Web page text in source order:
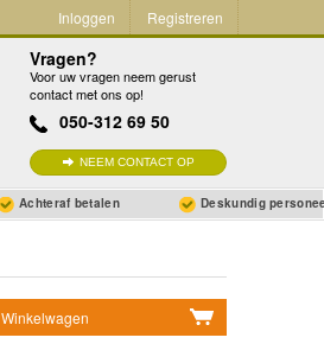
Inloggen Registreren
Vragen?
Voor uw vragen neem gerust
contact met ons op!
050-312 69 50
NEEM CONTACT OP
Achteraf betalen Deskundig
Winkelwagen